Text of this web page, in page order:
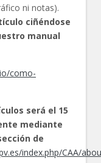
ni notas).
ciñéndose
manual
como-
será el 15
mediante
de
index.php/CAA/